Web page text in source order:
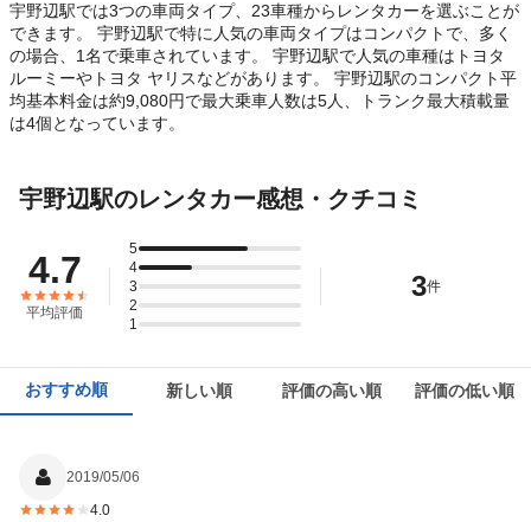
宇野辺駅では3つの車両タイプ、23車種からレンタカーを選ぶことが
できます。 宇野辺駅で特に人気の車両タイプはコンパクトで、多く
の場合、1名で乗車されています。 宇野辺駅で人気の車種はトヨタ
ルーミーやトヨタ ヤリスなどがあります。 宇野辺駅のコンパクト平
均基本料金は約9,080円で最大乗車人数は5人、トランク最大積載量
は4個となっています。
宇野辺駅のレンタカー感想・クチコミ
4.7
平均評価
5
4
3
2
1
3件
おすすめ順 新しい順 評価の高い順 評価の低い順
2019/05/06
4.0